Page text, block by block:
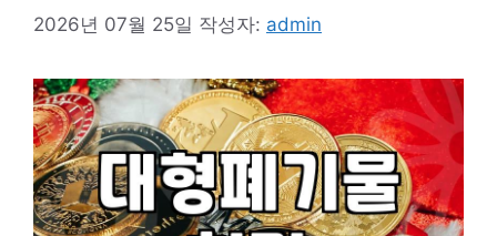
2026년 07월 25일 작성자: admin